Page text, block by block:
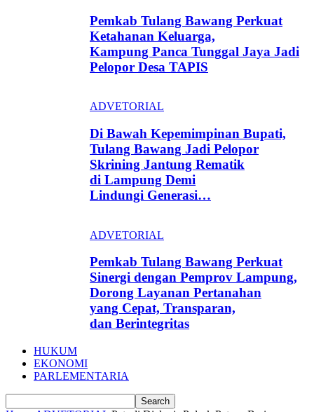
Pemkab Tulang Bawang Perkuat
Ketahanan Keluarga,
Kampung Panca Tunggal Jaya Jadi
Pelopor Desa TAPIS
ADVETORIAL
Di Bawah Kepemimpinan Bupati,
Tulang Bawang Jadi Pelopor
Skrining Jantung Rematik
di Lampung Demi
Lindungi Generasi…
ADVETORIAL
Pemkab Tulang Bawang Perkuat
Sinergi dengan Pemprov Lampung,
Dorong Layanan Pertanahan
yang Cepat, Transparan,
dan Berintegritas
HUKUM
EKONOMI
PARLEMENTARIA